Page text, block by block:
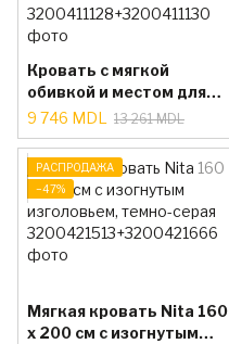
Кровать с мягкой
обивкой и местом для
хранения Costa 160 x
200 см
9 746 MDL 13 261 MDL
РАСПРОДАЖА
−47%
Мягкая кровать Nita 160
x 200 см с изогнутым